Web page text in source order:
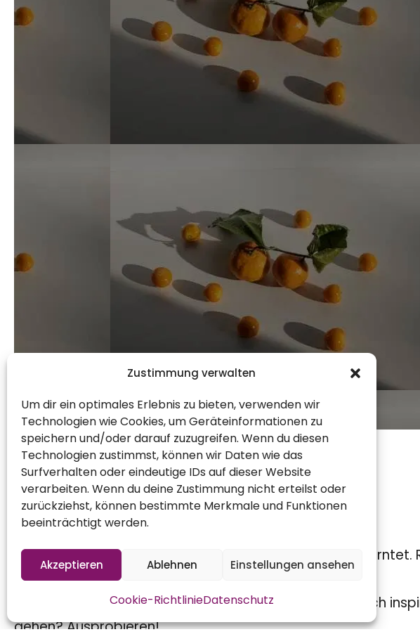
Zustimmung verwalten
Um dir ein optimales Erlebnis zu bieten, verwenden wir
Technologien wie Cookies, um Geräteinformationen zu
speichern und/oder darauf zuzugreifen. Wenn du diesen
Technologien zustimmst, können wir Daten wie das
Surfverhalten oder eindeutige IDs auf dieser Website
verarbeiten. Wenn du deine Zustimmung nicht erteilst oder
zurückziehst, können bestimmte Merkmale und Funktionen
beeinträchtigt werden.
Akzeptieren Ablehnen Einstellungen ansehen
Cookie-RichtlinieDatenschutz
0,5 kg Physalis/Kapstachelbeeren aus dem Garten
zitrusartig. Die Beeren sind ja auch voll mit Vitamin-C.
Nach dem heutigen Besuch eines Herbstfestivals war ich
gehen? Ausprobieren!